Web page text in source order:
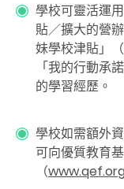
學校可靈活運
貼／擴大的營
妹學校津貼」（
「我的行動承
的學習經歷。
學校如需額外
可向優質教育
（